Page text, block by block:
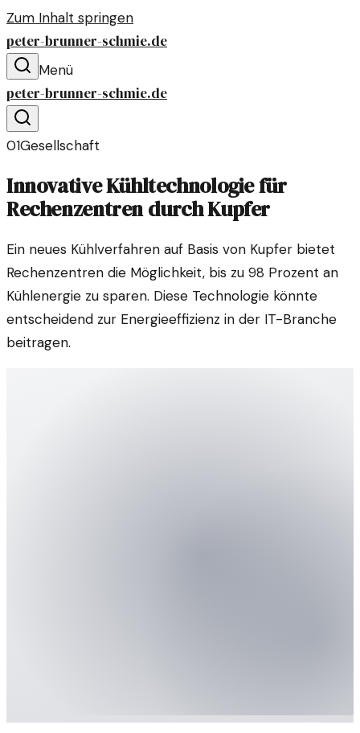
Zum Inhalt springen
peter-brunner-schmie.de
Menü
peter-brunner-schmie.de
01Gesellschaft
Innovative Kühltechnologie für
Rechenzentren durch Kupfer
Ein neues Kühlverfahren auf Basis von Kupfer bietet
Rechenzentren die Möglichkeit, bis zu 98 Prozent an
Kühlenergie zu sparen. Diese Technologie könnte
entscheidend zur Energieeffizienz in der IT-Branche
beitragen.